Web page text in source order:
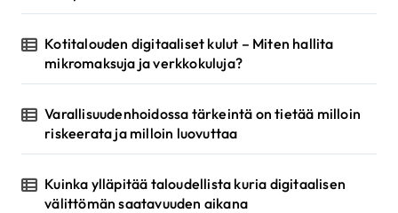
a
u
Kotitalouden digitaaliset kulut – Miten hallita
mikromaksuja ja verkkokuluja?
Varallisuudenhoidossa tärkeintä on tietää milloin
riskeerata ja milloin luovuttaa
Kuinka ylläpitää taloudellista kuria digitaalisen
välittömän saatavuuden aikana